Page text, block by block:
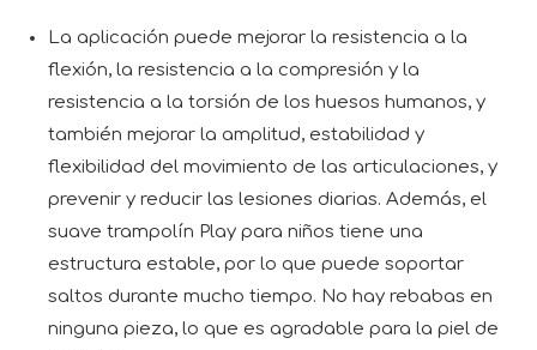
La aplicación puede mejorar la resistencia a la
flexión, la resistencia a la compresión y la
resistencia a la torsión de los huesos humanos, y
también mejorar la amplitud, estabilidad y
flexibilidad del movimiento de las articulaciones, y
prevenir y reducir las lesiones diarias. Además, el
suave trampolín Play para niños tiene una
estructura estable, por lo que puede soportar
saltos durante mucho tiempo. No hay rebabas en
ninguna pieza, lo que es agradable para la piel de